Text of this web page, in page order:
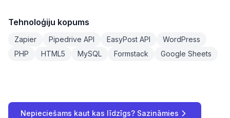
Tehnoloģiju kopums
Zapier Pipedrive API EasyPost API
WordPress
PHP
HTML5 MySQL Formstack Google Sheets
Nepieciešams kaut kas līdzīgs? Sazināmies